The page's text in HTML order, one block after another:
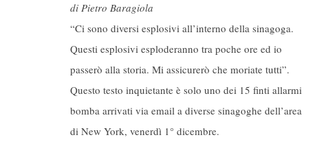
di Pietro Baragiola
“Ci sono diversi esplosivi all’interno della sinagoga.
Questi esplosivi esploderanno tra poche ore ed io
passerò alla storia. Mi assicurerò che moriate tutti”.
Questo testo inquietante è solo uno dei 15 finti allarmi
bomba arrivati via email a diverse sinagoghe dell’area
di New York, venerdì 1° dicembre.